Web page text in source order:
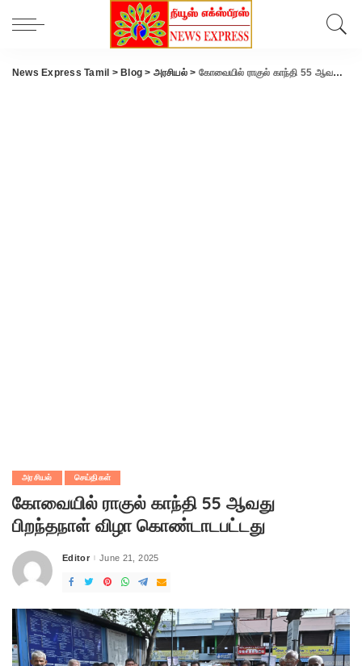
News Express Tamil > Blog > அரசியல்> கோவையில் ராகுல் காந்தி 55 ஆவது பிறந்தநாள் விழா கொண்டாடபட்டது
அரசியல் செய்திகள்
கோவையில் ராகுல் காந்தி 55 ஆவது
பிறந்தநாள் விழா கொண்டாடபட்டது
Posted
Editor June 21, 2025